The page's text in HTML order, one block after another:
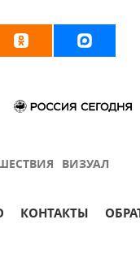
ВИЗУАЛ
КОНТАКТЫ